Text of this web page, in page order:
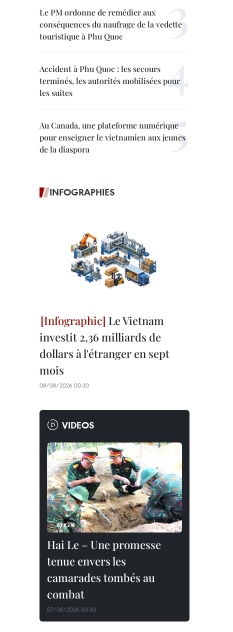
Le PM ordonne de remédier aux
conséquences du naufrage de la vedette
touristique à Phu Quoc
Accident à Phu Quoc : les secours
terminés, les autorités mobilisées pour
les suites
Au Canada, une plateforme numérique
pour enseigner le vietnamien aux jeunes
de la diaspora
INFOGRAPHIES
Le Vietnam
investit 2,36 milliards de
dollars à l'étranger en sept
mois
08/08/2026 00:30
VIDEOS
Hai Le – Une promesse
tenue envers les
camarades tombés au
combat
07/08/2026 00:30